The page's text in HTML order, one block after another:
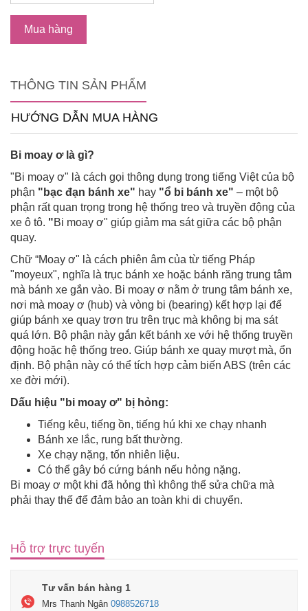
Mua hàng
THÔNG TIN SẢN PHẨM
HƯỚNG DẪN MUA HÀNG
Bi moay ơ là gì?
"Bi moay ơ" là cách gọi thông dụng trong tiếng Việt của bộ
phận "bạc đạn bánh xe" hay "ổ bi bánh xe" – một bộ
phận rất quan trọng trong hệ thống treo và truyền động của
xe ô tô. "Bi moay ơ" giúp giảm ma sát giữa các bộ phận
quay.
Chữ “Moay ơ" là cách phiên âm của từ tiếng Pháp
"moyeux", nghĩa là trục bánh xe hoặc bánh răng trung tâm
mà bánh xe gắn vào. Bi moay ơ nằm ở trung tâm bánh xe,
nơi mà moay ơ (hub) và vòng bi (bearing) kết hợp lại để
giúp bánh xe quay trơn tru trên trục mà không bị ma sát
quá lớn. Bộ phận này gắn kết bánh xe với hệ thống truyền
động hoặc hệ thống treo. Giúp bánh xe quay mượt mà, ổn
định. Bộ phận này có thể tích hợp cảm biến ABS (trên các
xe đời mới).
Dấu hiệu "bi moay ơ" bị hỏng:
Tiếng kêu, tiếng ồn, tiếng hú khi xe chạy nhanh
Bánh xe lắc, rung bất thường.
Xe chạy nặng, tốn nhiên liệu.
Có thể gây bó cứng bánh nếu hỏng nặng.
Bi moay ơ một khi đã hỏng thì không thể sửa chữa mà
phải thay thế để đảm bảo an toàn khi di chuyển.
Hỗ trợ trực tuyến
Tư vấn bán hàng 1
Mrs Thanh Ngân 0988526718